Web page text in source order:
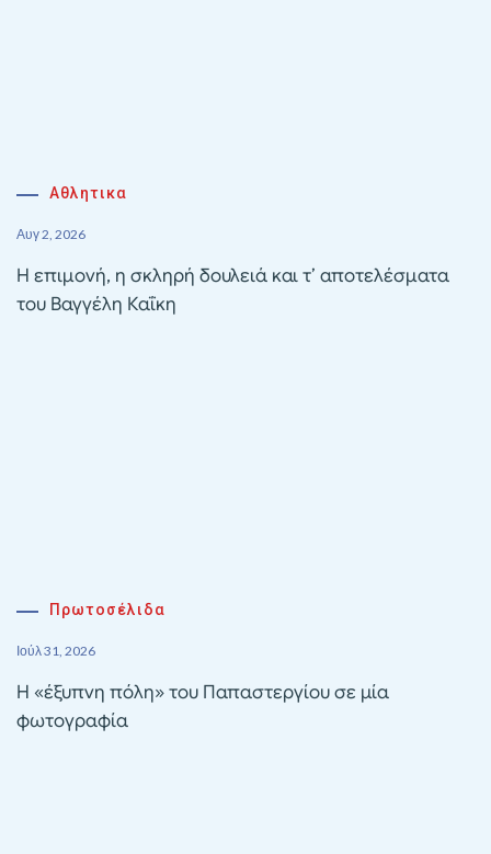
Αθλητικα
Αυγ 2, 2026
Η επιμονή, η σκληρή δουλειά και τ’ αποτελέσματα
του Βαγγέλη Καΐκη
Πρωτοσέλιδα
Ιούλ 31, 2026
Η «έξυπνη πόλη» του Παπαστεργίου σε μία
φωτογραφία